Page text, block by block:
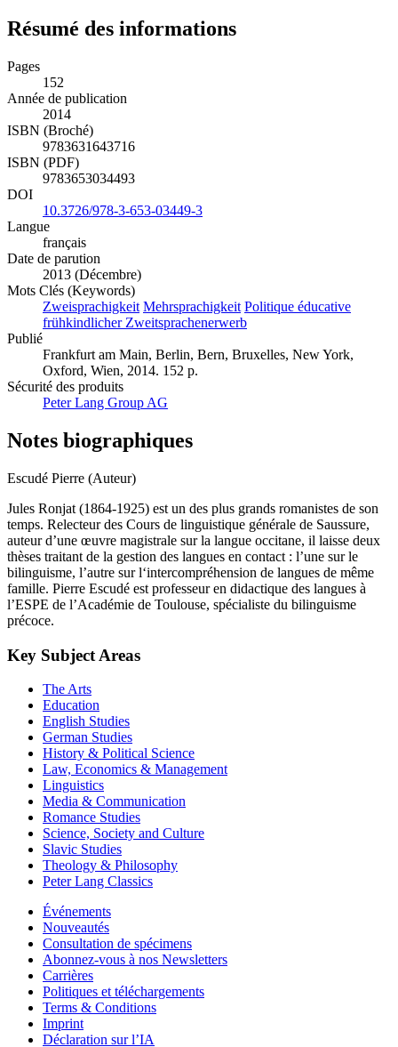
Résumé des informations
Pages
152
Année de publication
2014
ISBN (Broché)
9783631643716
ISBN (PDF)
9783653034493
DOI
10.3726/978-3-653-03449-3
Langue
français
Date de parution
2013 (Décembre)
Mots Clés (Keywords)
Zweisprachigkeit Mehrsprachigkeit Politique éducative
frühkindlicher Zweitsprachenerwerb
Publié
Frankfurt am Main, Berlin, Bern, Bruxelles, New York,
Oxford, Wien, 2014. 152 p.
Sécurité des produits
Peter Lang Group AG
Notes biographiques
Escudé Pierre (Auteur)
Jules Ronjat (1864-1925) est un des plus grands romanistes de son
temps. Relecteur des Cours de linguistique générale de Saussure,
auteur d’une œuvre magistrale sur la langue occitane, il laisse deux
thèses traitant de la gestion des langues en contact : l’une sur le
bilinguisme, l’autre sur l‘intercompréhension de langues de même
famille. Pierre Escudé est professeur en didactique des langues à
l’ESPE de l’Académie de Toulouse, spécialiste du bilinguisme
précoce.
Key Subject Areas
The Arts
Education
English Studies
German Studies
History & Political Science
Law, Economics & Management
Linguistics
Media & Communication
Romance Studies
Science, Society and Culture
Slavic Studies
Theology & Philosophy
Peter Lang Classics
Événements
Nouveautés
Consultation de spécimens
Abonnez-vous à nos Newsletters
Carrières
Politiques et téléchargements
Terms & Conditions
Imprint
Déclaration sur l’IA